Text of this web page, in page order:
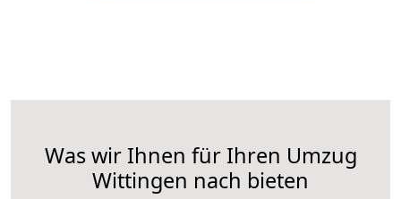
Was wir Ihnen für Ihren Umzug
Wittingen nach bieten